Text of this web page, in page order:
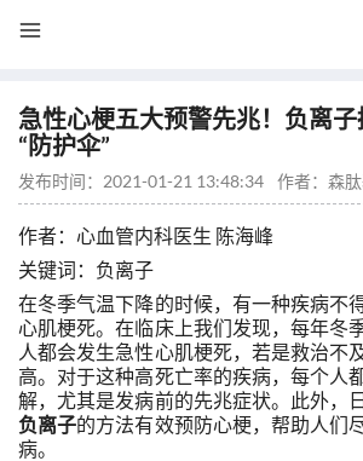
急性心梗五大预警先兆！负离
“防护伞”
发布时间：2021-01-21 13:48:34 作者： 森
作者：心血管内科医生 陈海峰
关键词：负离子
在冬季气温下降的时候，有一种疾病不
心肌梗死。在临床上我们发现，每年冬
人都会发生急性心肌梗死，若是救治不
高。对于这种高死亡率的疾病，每个人
解，尤其是发病前的先兆症状。此外，
负离子的方法有效预防心梗，帮助人们
病。